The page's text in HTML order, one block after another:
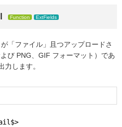
Function ExtFields
「ファイル」且つアップロードさ
び PNG、GIF フォーマット）であ
力します。